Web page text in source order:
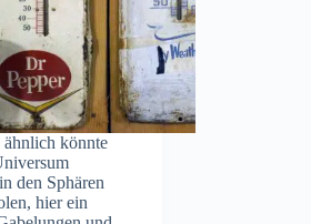
ähnlich könnte
den Sphären
hier ein